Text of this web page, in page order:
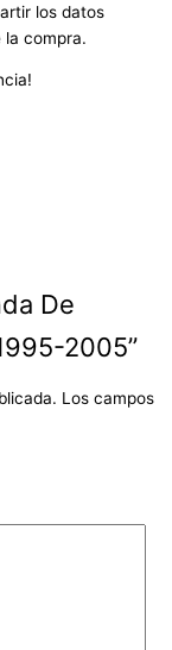
los datos
compra.
De
2005”
Los campos